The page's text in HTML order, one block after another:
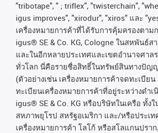
"tribotape", " ; triflex", "twisterchain",
igus improves", "xirodur", "xiros" และ
เครื่องหมายการค้าที่ได้รับการคุ้มครองตาม
igus® SE & Co. KG, Cologne ในสหพันธ์ส
และในอีกหลายประเทศและเขตอํานาจศาล
ทั่วโลก นี่คือรายชื่อสิทธิ์ในทรัพย์สินทางปัญ
(ตัวอย่างเช่น เครื่องหมายการค้าจดทะเบียน
ทะเบียนเครื่องหมายการค้าที่อยู่ระหว่างดำเ
igus® SE & Co. KG หรือบริษัทในเครือ ทั้งใ
สหภาพยุโรป สหรัฐอเมริกา และ/หรือประเ
เครื่องหมายการค้า โลโก้ หรือสโลแกนปรา